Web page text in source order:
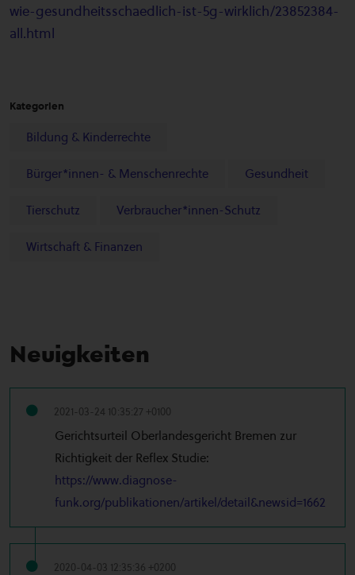
wie-gesundheitsschaedlich-ist-5g-wirklich/23852384-
all.html
Kategorien
Bildung & Kinderrechte
Bürger*innen- & Menschenrechte Gesundheit
Tierschutz Verbraucher*innen-Schutz
Wirtschaft & Finanzen
Neuigkeiten
2021-03-24 10:35:27 +0100
Gerichtsurteil Oberlandesgericht Bremen zur
Richtigkeit der Reflex Studie:
https://www.diagnose-
funk.org/publikationen/artikel/detail&newsid=1662
2020-04-03 12:35:36 +0200